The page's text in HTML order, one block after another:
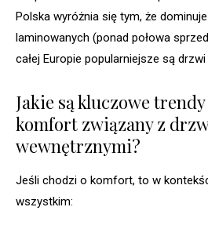
Polska wyróżnia się tym, że
laminowanych (ponad połowa
całej Europie popularniejsze są
Jakie są kluczowe
komfort związany z
wewnętrznymi?
Jeśli chodzi o komfort, to w
wszystkim: